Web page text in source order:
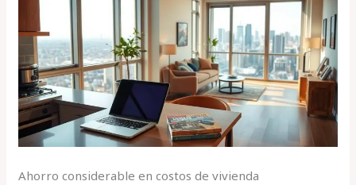
Ahorro considerable en costos de vivienda